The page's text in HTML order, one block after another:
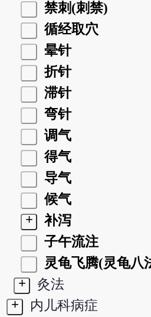
禁刺(刺禁)
循经取穴
晕针
折针
滞针
弯针
调气
得气
导气
候气
+
补泻
子午流注
灵龟飞腾(灵龟八
+
灸法
+
内儿科病症